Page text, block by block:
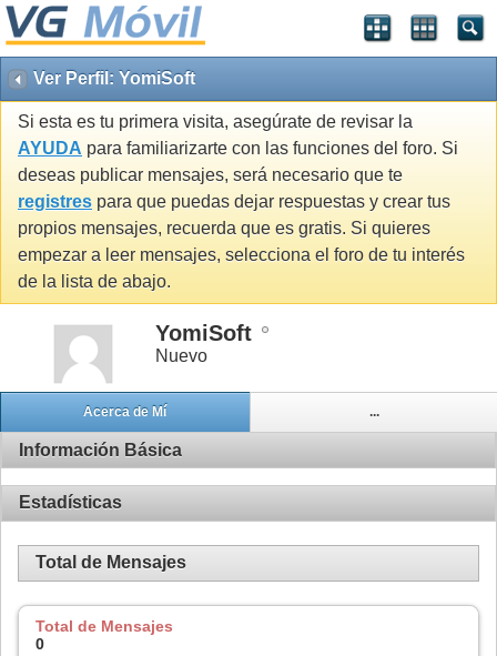
Ver Perfil: YomiSoft
Si esta es tu primera visita, asegúrate de revisar la
AYUDA para familiarizarte con las funciones del foro. Si
deseas publicar mensajes, será necesario que te
registres para que puedas dejar respuestas y crear tus
propios mensajes, recuerda que es gratis. Si quieres
empezar a leer mensajes, selecciona el foro de tu interés
de la lista de abajo.
YomiSoft
Nuevo
Acerca de Mí ...
Información Básica
Estadísticas
Total de Mensajes
Total de Mensajes
0